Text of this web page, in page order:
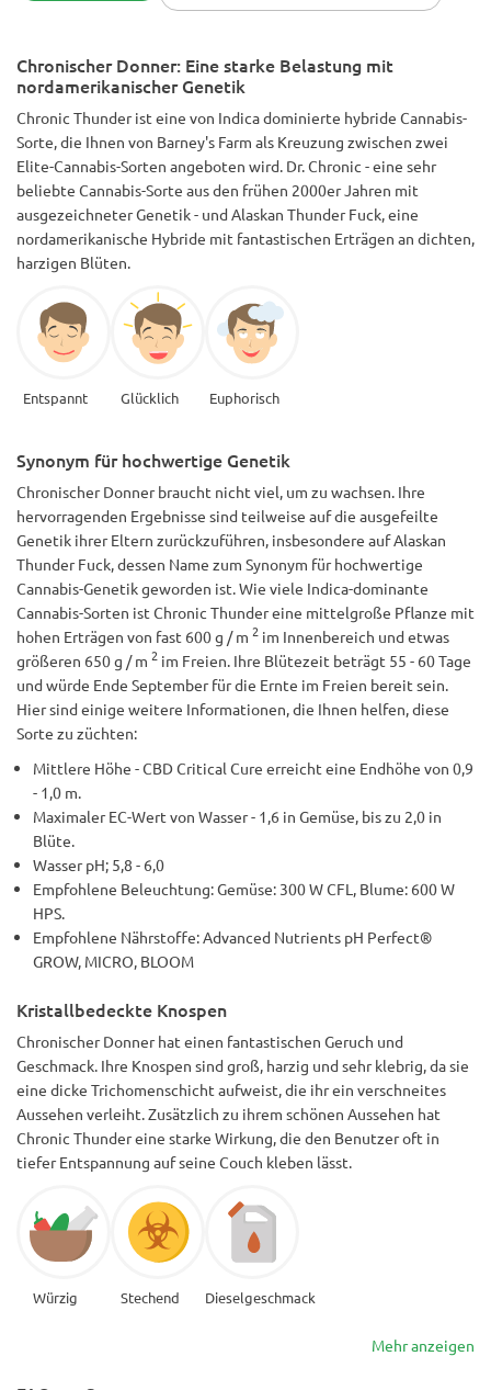
Chronischer Donner: Eine starke Belastung mit
nordamerikanischer Genetik
Chronic Thunder ist eine von Indica dominierte hybride Cannabis-
Sorte, die Ihnen von Barney's Farm als Kreuzung zwischen zwei
Elite-Cannabis-Sorten angeboten wird. Dr. Chronic - eine sehr
beliebte Cannabis-Sorte aus den frühen 2000er Jahren mit
ausgezeichneter Genetik - und Alaskan Thunder Fuck, eine
nordamerikanische Hybride mit fantastischen Erträgen an dichten,
harzigen Blüten.
Entspannt Glücklich Euphorisch
Synonym für hochwertige Genetik
Chronischer Donner braucht nicht viel, um zu wachsen. Ihre
hervorragenden Ergebnisse sind teilweise auf die ausgefeilte
Genetik ihrer Eltern zurückzuführen, insbesondere auf Alaskan
Thunder Fuck, dessen Name zum Synonym für hochwertige
Cannabis-Genetik geworden ist. Wie viele Indica-dominante
Cannabis-Sorten ist Chronic Thunder eine mittelgroße Pflanze mit
hohen Erträgen von fast 600 g / m 2 im Innenbereich und etwas
größeren 650 g / m 2 im Freien. Ihre Blütezeit beträgt 55 - 60 Tage
und würde Ende September für die Ernte im Freien bereit sein.
Hier sind einige weitere Informationen, die Ihnen helfen, diese
Sorte zu züchten:
Mittlere Höhe - CBD Critical Cure erreicht eine Endhöhe von 0,9
- 1,0 m.
Maximaler EC-Wert von Wasser - 1,6 in Gemüse, bis zu 2,0 in
Blüte.
Wasser pH; 5,8 - 6,0
Empfohlene Beleuchtung: Gemüse: 300 W CFL, Blume: 600 W
HPS.
Empfohlene Nährstoffe: Advanced Nutrients pH Perfect®
GROW, MICRO, BLOOM
Kristallbedeckte Knospen
Chronischer Donner hat einen fantastischen Geruch und
Geschmack. Ihre Knospen sind groß, harzig und sehr klebrig, da sie
eine dicke Trichomenschicht aufweist, die ihr ein verschneites
Aussehen verleiht. Zusätzlich zu ihrem schönen Aussehen hat
Chronic Thunder eine starke Wirkung, die den Benutzer oft in
tiefer Entspannung auf seine Couch kleben lässt.
Würzig Stechend Dieselgeschmack
Mehr anzeigen